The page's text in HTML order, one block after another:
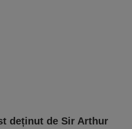
deținut de Sir Arthur